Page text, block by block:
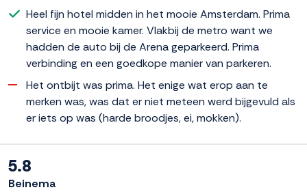
Heel fijn hotel midden in het mooie Amsterdam. Prima
service en mooie kamer. Vlakbij de metro want we
hadden de auto bij de Arena geparkeerd. Prima
verbinding en een goedkope manier van parkeren.
Het ontbijt was prima. Het enige wat erop aan te
merken was, was dat er niet meteen werd bijgevuld als
er iets op was (harde broodjes, ei, mokken).
5.8
Beinema